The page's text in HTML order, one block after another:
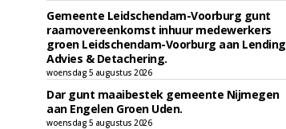
Gemeente Leidschendam-Voorburg gunt
raamovereenkomst inhuur medewerkers
groen Leidschendam-Voorburg aan Lending
Advies & Detachering.
woensdag 5 augustus 2026
Dar gunt maaibestek gemeente Nijmegen
aan Engelen Groen Uden.
woensdag 5 augustus 2026